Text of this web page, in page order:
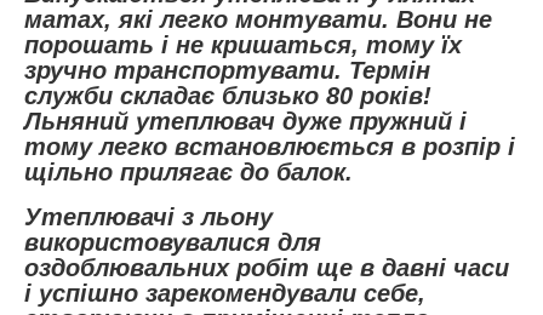
матах, які легко монтувати. Вони не
порошать і не кришаться, тому їх
зручно транспортувати. Термін
служби складає близько 80 років!
Льняний утеплювач дуже пружний і
тому легко встановлюється в розпір і
щільно прилягає до балок.
Утеплювачі з льону
використовувалися для
оздоблювальних робіт ще в давні часи
і успішно зарекомендували себе,